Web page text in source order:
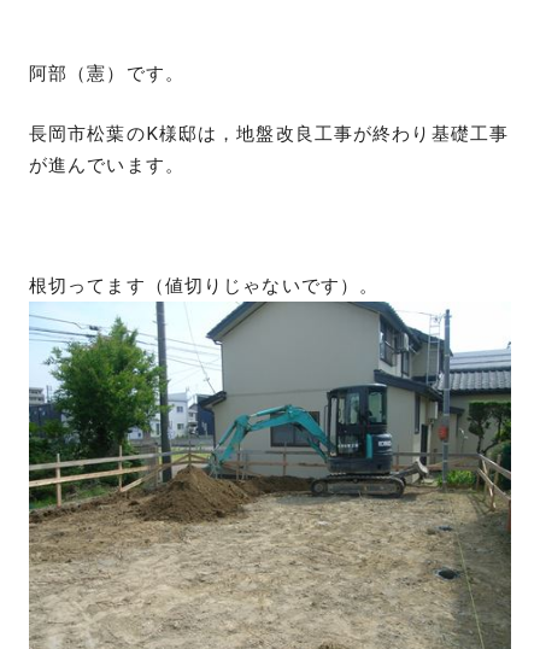
阿部（憲）です。
長岡市松葉のK様邸は，地盤改良工事が終わり基礎工事
が進んでいます。
根切ってます（値切りじゃないです）。